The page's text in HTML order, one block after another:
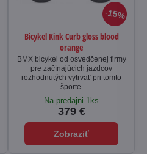
15%
Bicykel Kink Curb gloss blood
orange
BMX bicykel od osvedčenej firmy
pre začínajúcich jazdcov
rozhodnutých vytrvať pri tomto
športe.
Na predajni 1ks
379 €
Zobraziť